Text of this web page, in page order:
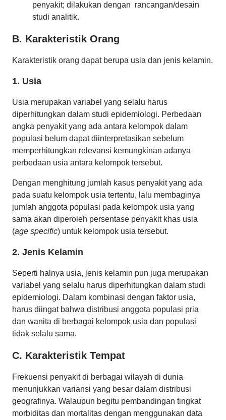
penyakit; dilakukan dengan rancangan/desain
studi analitik.
B. Karakteristik Orang
Karakteristik orang dapat berupa usia dan jenis kelamin.
1. Usia
Usia merupakan variabel yang selalu harus
diperhitungkan dalam studi epidemiologi. Perbedaan
angka penyakit yang ada antara kelompok dalam
populasi belum dapat diinterpretasikan sebelum
memperhitungkan relevansi kemungkinan adanya
perbedaan usia antara kelompok tersebut.
Dengan menghitung jumlah kasus penyakit yang ada
pada suatu kelompok usia tertentu, lalu membaginya
jumlah anggota populasi pada kelompok usia yang
sama akan diperoleh persentase penyakit khas usia
(age specific) untuk kelompok usia tersebut.
2. Jenis Kelamin
Seperti halnya usia, jenis kelamin pun juga merupakan
variabel yang selalu harus diperhitungkan dalam studi
epidemiologi. Dalam kombinasi dengan faktor usia,
harus diingat bahwa distribusi anggota populasi pria
dan wanita di berbagai kelompok usia dan populasi
tidak selalu sama.
C. Karakteristik Tempat
Frekuensi penyakit di berbagai wilayah di dunia
menunjukkan variansi yang besar dalam distribusi
geografinya. Walaupun begitu pembandingan tingkat
morbiditas dan mortalitas dengan menggunakan data